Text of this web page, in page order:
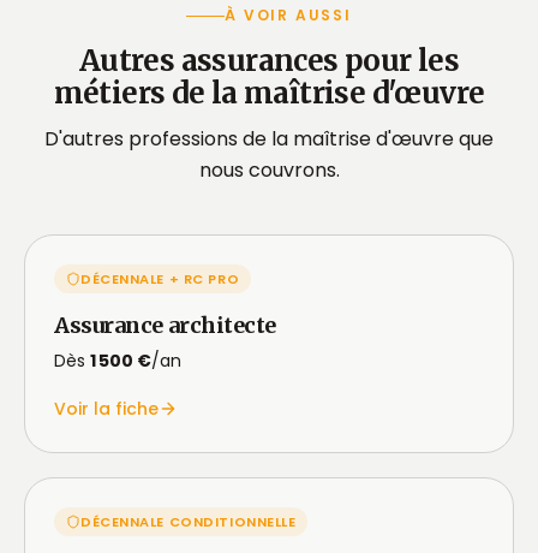
À VOIR AUSSI
Autres assurances pour les
métiers de la maîtrise d'œuvre
D'autres professions de la maîtrise d'œuvre que
nous couvrons.
DÉCENNALE + RC PRO
Assurance architecte
Dès 1 500 €/an
Voir la fiche
DÉCENNALE CONDITIONNELLE